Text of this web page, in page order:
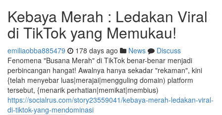
Kebaya Merah : Ledakan Viral
di TikTok yang Memukau!
emiliaobba885479 178 days ago News
Discuss
Fenomena "Busana Merah" di TikTok benar-benar menjadi
perbincangan hangat! Awalnya hanya sekadar "rekaman", kini
{telah menyebar luas|merajai|mengguling domain) platform
tersebut, {menarik perhatian|memikat|membius)
https://socialrus.com/story23559041/kebaya-merah-ledakan-viral-
di-tiktok-yang-mendominasi